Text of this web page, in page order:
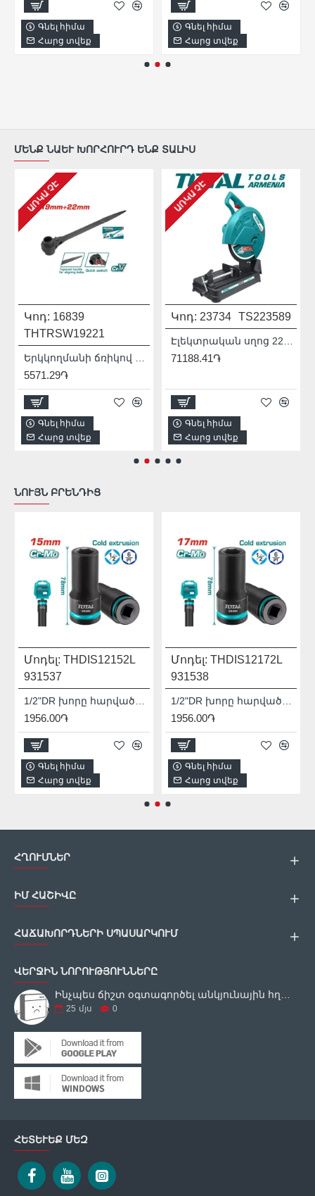
Գնել հիմա
Հարց տվեք
Գնել հիմա
Հարց տվեք
ՄԵՆՔ ՆԱԵՒ ԽՈՐՀՈՒՐԴ ԵՆՔ ՏԱԼԻՍ
ԱՌԿԱ ՉԷ
Կոդ: 16839
THTRSW19221
5571.29֏
Գնել հիմա
Հարց տվեք
ԱՌԿԱ ՉԷ
Կոդ: 23734 TS223589
71188.41֏
Գնել հիմա
Հարց տվեք
ՆՈՒՅՆ ԲՐԵՆԴԻՑ
Մոդել: THDIS12152L
931537
1956.00֏
Գնել հիմա
Հարց տվեք
Մոդել: THDIS12172L
931538
1956.00֏
Գնել հիմա
Հարց տվեք
ՀՂՈՒՄՆԵՐ
ԻՄ ՀԱՇԻՎԸ
ՀԱՃԱԽՈՐԴՆԵՐԻ ՍՊԱՍԱՐԿՈՒՄ
ՎԵՐՋԻՆ ՆՈՐՈՒԹՅՈՒՆՆԵՐԸ
25 մյս 0
ՀԵՏԵՒԵՔ ՄԵԶ